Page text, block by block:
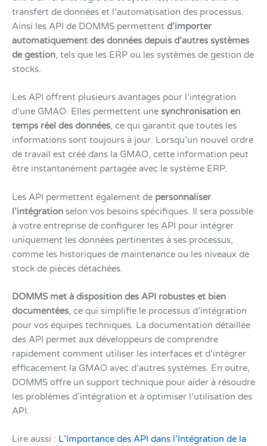
transfert de données et l’automatisation des processus.
Ainsi les API de DOMMS permettent d’importer
automatiquement des données depuis d’autres systèmes
de gestion, tels que les ERP ou les systèmes de gestion de
stocks.
Les API offrent plusieurs avantages pour l’intégration
d’une GMAO. Elles permettent une synchronisation en
temps réel des données, ce qui garantit que toutes les
informations sont toujours à jour. Lorsqu’un nouvel ordre
de travail est créé dans la GMAO, cette information peut
être instantanément partagée avec le système ERP.
Les API permettent également de personnaliser
l’intégration selon vos besoins spécifiques. Il sera possible
à votre entreprise de configurer les API pour intégrer
uniquement les données pertinentes à ses processus,
comme les historiques de maintenance ou les niveaux de
stock de pièces détachées.
DOMMS met à disposition des API robustes et bien
documentées, ce qui simplifie le processus d’intégration
pour vos équipes techniques. La documentation détaillée
des API permet aux développeurs de comprendre
rapidement comment utiliser les interfaces et d’intégrer
efficacement la GMAO avec d’autres systèmes. En outre,
DOMMS offre un support technique pour aider à résoudre
les problèmes d’intégration et à optimiser l’utilisation des
API.
Lire aussi : L’Importance des API dans l’Intégration de la